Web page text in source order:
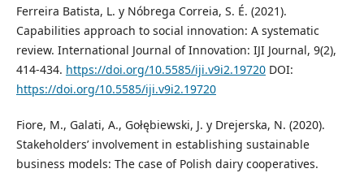
Ferreira Batista, L. y Nóbrega Correia, S. É. (2021).
Capabilities approach to social innovation: A systematic
review. International Journal of Innovation: IJI Journal, 9(2),
414-434. https://doi.org/10.5585/iji.v9i2.19720DOI:
https://doi.org/10.5585/iji.v9i2.19720
Fiore, M., Galati, A., Gołębiewski, J. y Drejerska, N. (2020).
Stakeholders’ involvement in establishing sustainable
business models: The case of Polish dairy cooperatives.